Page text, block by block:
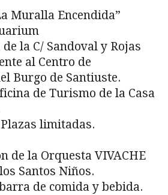
Muralla Encendida”
la C/ Sandoval y Rojas
al Centro de
Burgo de Santiuste.
de Turismo de la Casa
limitadas.
de la Orquesta VIVACHE
Santos Niños.
de comida y bebida.